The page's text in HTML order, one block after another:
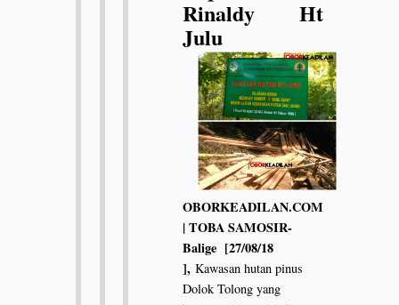
Rinaldy Ht
Julu
OBORKEADILAN.COM
| TOBA SAMOSIR-
Balige [27/08/18
],Kawasan hutan pinus
Dolok Tolong yang